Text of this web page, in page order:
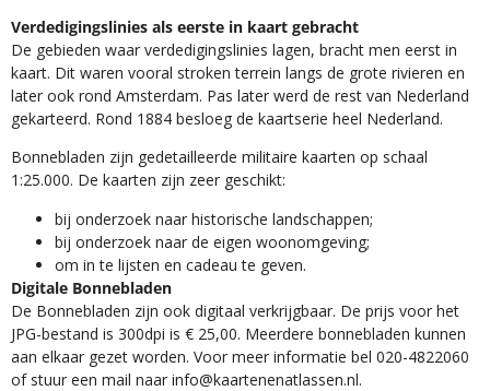
Verdedigingslinies als eerste in kaart gebracht
De gebieden waar verdedigingslinies lagen, bracht men eerst in
kaart. Dit waren vooral stroken terrein langs de grote rivieren en
later ook rond Amsterdam. Pas later werd de rest van Nederland
gekarteerd. Rond 1884 besloeg de kaartserie heel Nederland.
Bonnebladen zijn gedetailleerde militaire kaarten op schaal
1:25.000. De kaarten zijn zeer geschikt:​
​bij onderzoek naar historische landschappen;
bij onderzoek naar de eigen woonomgeving;
om in te lijsten en cadeau te geven.
Digitale Bonnebladen
De Bonnebladen zijn ook digitaal verkrijgbaar. De prijs voor het
JPG-bestand is 300dpi is € 25,00. Meerdere bonnebladen kunnen
aan elkaar gezet worden. Voor meer informatie bel 020-4822060
of stuur een mail naar info@kaartenenatlassen.nl.